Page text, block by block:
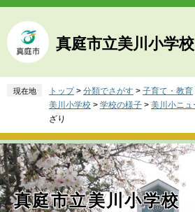
ペ
ジ
の
頭
メ
ュ
ー
飛
本
文
へ
真庭市立美川小学校
現在地 トップ > 分類でさがす > 子育て・教育
美川小学校 > 学校の様子 > 美川小ニュ
ざり
真庭市立美川小学校